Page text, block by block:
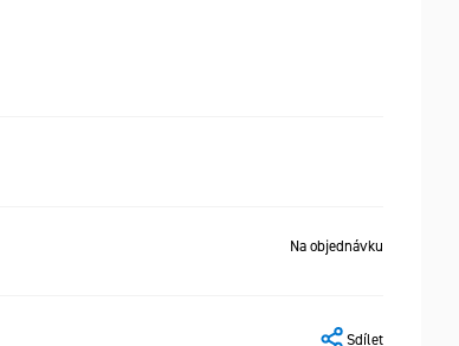
Sdílet
Na objednávku